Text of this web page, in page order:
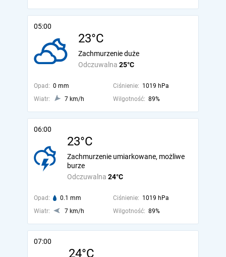
05:00
23°C
Odczuwalna 25°C
Zachmurzenie duże
Opad: 0 mm Ciśnienie: 1019 hPa
Wiatr:
7 km/h Wilgotność: 89%
06:00
23°C
Odczuwalna 24°C
Zachmurzenie umiarkowane, możliwe
burze
Opad: 0.1 mm Ciśnienie: 1019 hPa
Wiatr:
7 km/h Wilgotność: 89%
07:00
24°C